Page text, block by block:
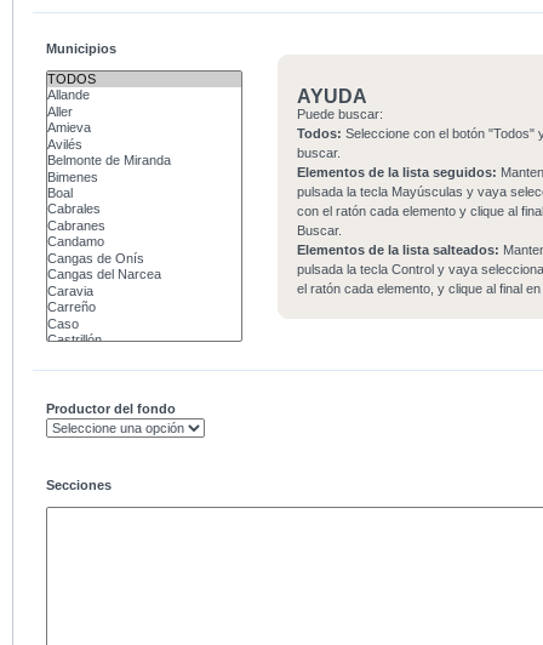
Municipios
AYUDA
Puede buscar:
Todos: Seleccione con el botón "Todos"
buscar.
Elementos de la lista seguidos:
pulsada la tecla Mayúsculas y vaya
con el ratón cada elemento y clique al
Buscar.
Elementos de la lista salteados:
pulsada la tecla Control y vaya
el ratón cada elemento, y clique al final
Productor del fondo
Secciones